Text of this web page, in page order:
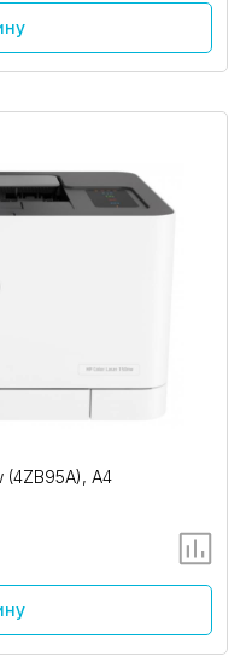
(4ZB95A), A4